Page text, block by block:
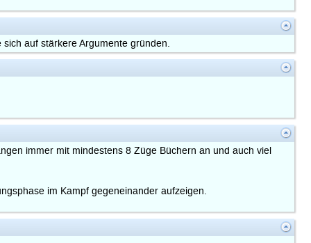
auf stärkere Argumente gründen.
immer mit mindestens 8 Züge Büchern an und auch viel
im Kampf gegeneinander aufzeigen.